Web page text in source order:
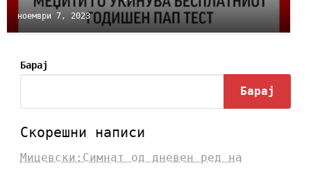
ноември 7, 2023
Барај
Барај
Скорешни написи
Мицевски:Симнат од дневен ред на